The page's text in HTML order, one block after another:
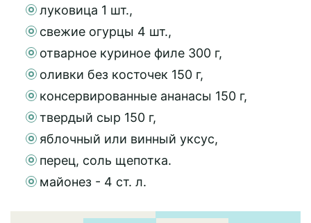
луковица 1 шт.,
свежие огурцы 4 шт.,
отварное куриное филе 300 г,
оливки без косточек 150 г,
консервированные ананасы 150 г,
твердый сыр 150 г,
яблочный или винный уксус,
перец, соль щепотка.
майонез - 4 ст. л.